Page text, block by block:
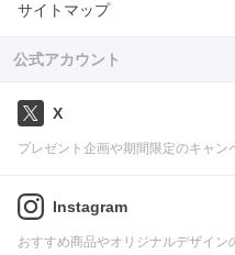
サイトマップ
公式アカウント
X
プレゼント企画や期間限定のキャン
Instagram
おすすめ商品やオリジナルデザイン